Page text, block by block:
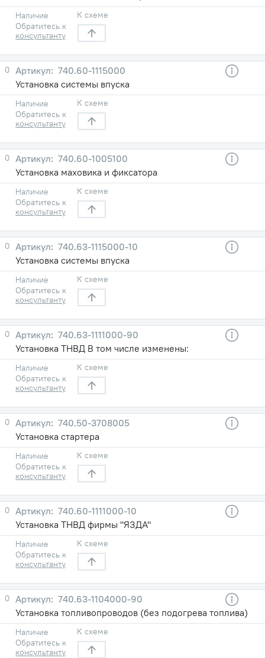
Наличие
Обратитесь к
консультанту
К схеме
0
740.60-1115000
Установка системы впуска
Наличие
Обратитесь к
консультанту
К схеме
0
740.60-1005100
Установка маховика и фиксатора
Наличие
Обратитесь к
консультанту
К схеме
0
740.63-1115000-10
Установка системы впуска
Наличие
Обратитесь к
консультанту
К схеме
0
740.63-1111000-90
Установка ТНВД В том числе изменены:
Наличие
Обратитесь к
консультанту
К схеме
0
740.50-3708005
Установка стартера
Наличие
Обратитесь к
консультанту
К схеме
0
740.60-1111000-10
Установка ТНВД фирмы "ЯЗДА"
Наличие
Обратитесь к
консультанту
К схеме
0
740.63-1104000-90
Установка топливопроводов (без подогрева топлива)
Наличие
Обратитесь к
консультанту
К схеме